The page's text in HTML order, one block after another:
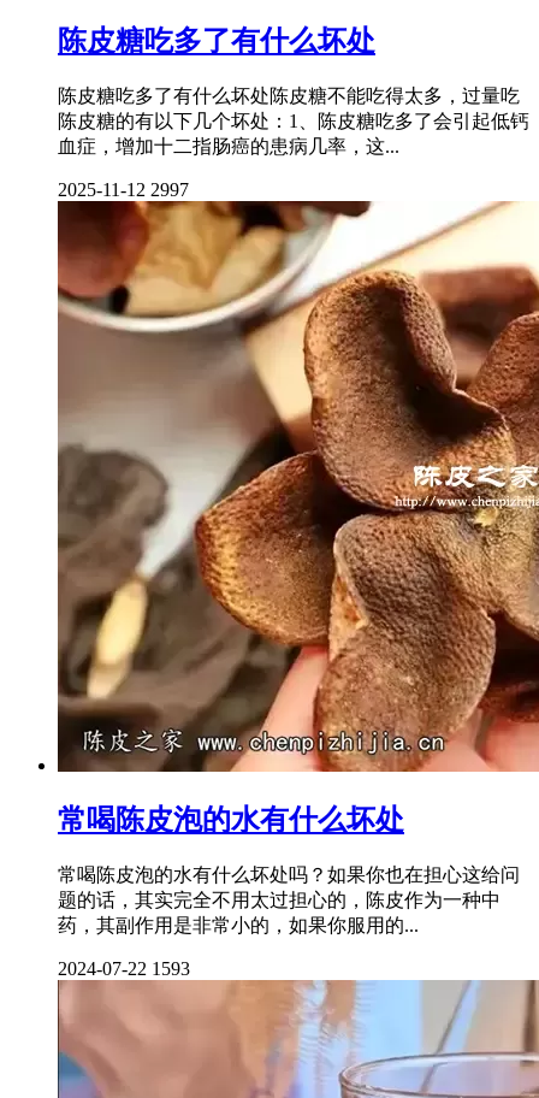
陈皮糖吃多了有什么坏处
陈皮糖吃多了有什么坏处陈皮糖不能吃得太多，过量吃
陈皮糖的有以下几个坏处：1、陈皮糖吃多了会引起低钙
血症，增加十二指肠癌的患病几率，这...
2025-11-12 2997
常喝陈皮泡的水有什么坏处
常喝陈皮泡的水有什么坏处吗？如果你也在担心这给问
题的话，其实完全不用太过担心的，陈皮作为一种中
药，其副作用是非常小的，如果你服用的...
2024-07-22 1593